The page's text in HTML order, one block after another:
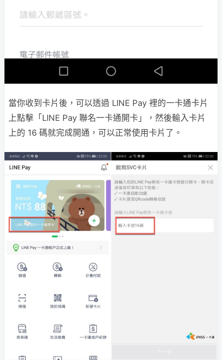
當你收到卡片後，可以透過 LINE Pay 裡的一卡通卡片
上點擊「LINE Pay 聯名一卡通開卡」，然後輸入卡片
上的 16 碼就完成開通，可以正常使用卡片了。